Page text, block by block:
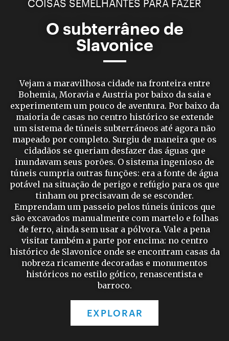
COISAS SEMELHANTES PARA FAZER
O subterrâneo de
Slavonice
Vejam a maravilhosa cidade na fronteira entre
Bohemia, Moravia e Austria por baixo da saia e
experimentem um pouco de aventura. Por baixo da
maioria de casas no centro histórico se extende
um sistema de túneis subterráneos até agora não
mapeado por completo. Surgiu de maneira que os
cidadãos se queriam desfazer das águas que
inundavam seus porões. O sistema ingenioso de
túneis cumpria outras funções: era a fonte de água
potável na situação de perigo e refúgio para os que
tinham ou precisavam de se esconder.
Emprendam um passeio pelos túneis únicos que
são excavados manualmente com martelo e folhas
de ferro, ainda sem usar a pólvora. Vale a pena
visitar também a parte por encima: no centro
histórico de Slavonice onde se encontram casas da
nobreza ricamente decoradas e monumentos
históricos no estilo gótico, renascentista e
barroco.
EXPLORAR